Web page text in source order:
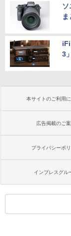
ま
3
本サイトのご利用
広告掲載のご
プライバシーポ
インプレスグル